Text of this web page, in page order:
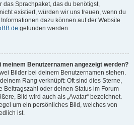
das Sprachpaket, das du benötigst,
existiert, würden wir uns freuen, wenn du
dazu können auf der Website
gefunden werden.
meinem Benutzernamen angezeigt werden?
Bilder bei deinem Benutzernamen stehen.
Rang verknüpft: Oft sind dies Sterne,
Beitragszahl oder deinen Status im Forum
Bild wird auch als „Avatar“ bezeichnet.
um ein persönliches Bild, welches von
ist.